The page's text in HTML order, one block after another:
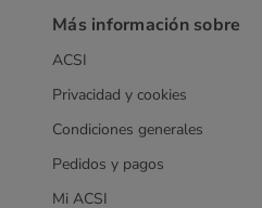
Más información sobre
ACSI
Privacidad y cookies
Condiciones generales
Pedidos y pagos
Mi ACSI